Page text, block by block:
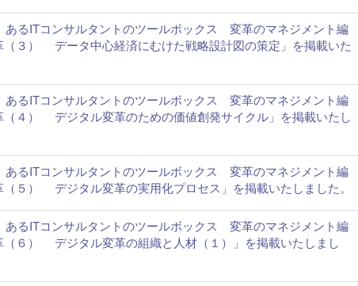
あるITコンサルタントのツールボックス 変革のマネジメント編
（３） データ中心経済にむけた戦略設計図の策定」を掲載いた
あるITコンサルタントのツールボックス 変革のマネジメント編
４） デジタル変革のための価値創発サイクル」を掲載いたし
あるITコンサルタントのツールボックス 変革のマネジメント編
５） デジタル変革の実用化プロセス」を掲載いたしました。
あるITコンサルタントのツールボックス 変革のマネジメント編
６） デジタル変革の組織と人材（１）」を掲載いたしまし